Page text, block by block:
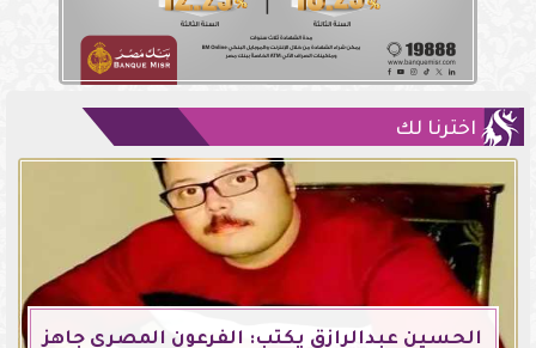
اخترنا لك
الحسين عبدالرازق يكتب: الفرعون المصري جاهز